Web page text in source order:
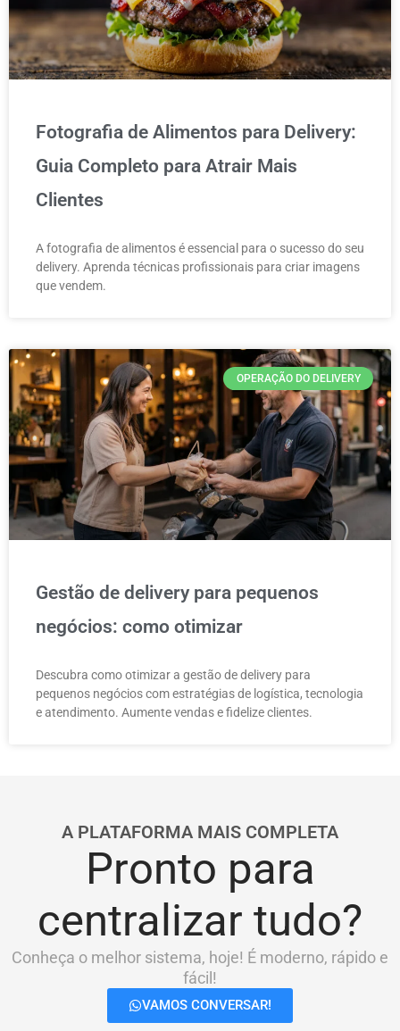
Fotografia de Alimentos para Delivery:
Guia Completo para Atrair Mais
Clientes
A fotografia de alimentos é essencial para o sucesso do seu
delivery. Aprenda técnicas profissionais para criar imagens
que vendem.
OPERAÇÃO DO DELIVERY
Gestão de delivery para pequenos
negócios: como otimizar
Descubra como otimizar a gestão de delivery para
pequenos negócios com estratégias de logística, tecnologia
e atendimento. Aumente vendas e fidelize clientes.
A PLATAFORMA MAIS COMPLETA
Pronto para
centralizar tudo?
Conheça o melhor sistema, hoje! É moderno, rápido e
fácil!
VAMOS CONVERSAR!